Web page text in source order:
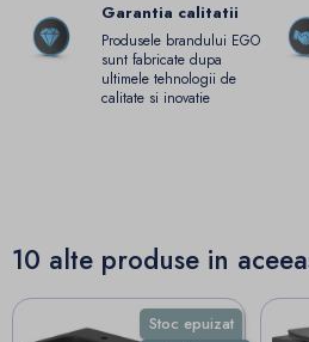
Garantia calitatii
Produsele brandului EGO
sunt fabricate dupa
ultimele tehnologii de
calitate si inovatie
10 alte produse in
Stoc epuizat